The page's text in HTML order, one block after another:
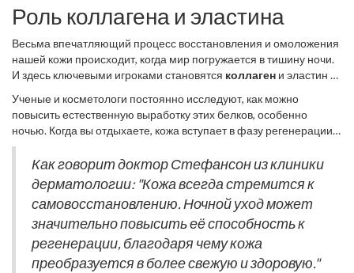
восстанавливают гидролипидный баланс.
гиалуроновая кислота и ретинол, которые помогают
аспектом является правильный выбор продуктов ночного
ухода, учитывая индивидуальные потребности вашей кожи.
Роль коллагена и эластина
Весьма впечатляющий процесс восстановления и омоложения
нашей кожи происходит, когда мир погружается в тишину ночи.
И здесь ключевыми игроками становятся коллаген и эластин —
эластичности кожи. Коллаген составляет приблизительно 75%
дермы и является основным строительным блоком нашей кожи,
поддерживающим её структуру. Эластин, который реже
прочность. Вместе эти белки работают, чтобы кожа оставалась
упругой и устойчивой к заметным признакам старения, таким
как морщины и провисание.
Ученые и косметологи постоянно исследуют, как можно
повысить естественную выработку этих белков, особенно
ночью. Когда вы отдыхаете, кожа вступает в фазу регенерации,
и её способность к производству коллагена и эластина
значительно увеличивается. Специалисты советуют
использовать ночные кремы и сыворотки, которые стимулируют
эти процессы, усиливая естественные механизмы кожи.
Помимо этого, поддержанию высокого уровня коллагена и
эластина могут способствовать питательные вещества, такие
как витамин C и E, которые помогают нейтрализовать
свободные радикалы.
Как говорит доктор Стефансон из клиники
дерматологии: "Кожа всегда стремится к
самовосстановлению. Ночной уход может
значительно повысить её способность к
регенерации, благодаря чему кожа
преобразуется в более свежую и здоровую."